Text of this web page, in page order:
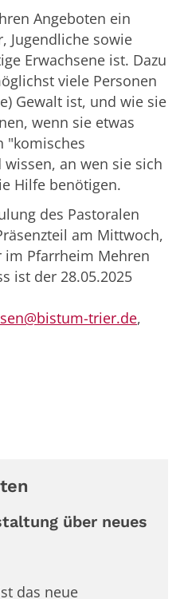
Angeboten ein
Jugendliche sowie
Erwachsene ist. Dazu
viele Personen
Gewalt ist, und wie sie
wenn sie etwas
"komisches
an wen sie sich
Hilfe benötigen.
des Pastoralen
am Mittwoch,
im Pfarrheim Mehren
ist der 28.05.2025
trier.de,
über neues
das neue